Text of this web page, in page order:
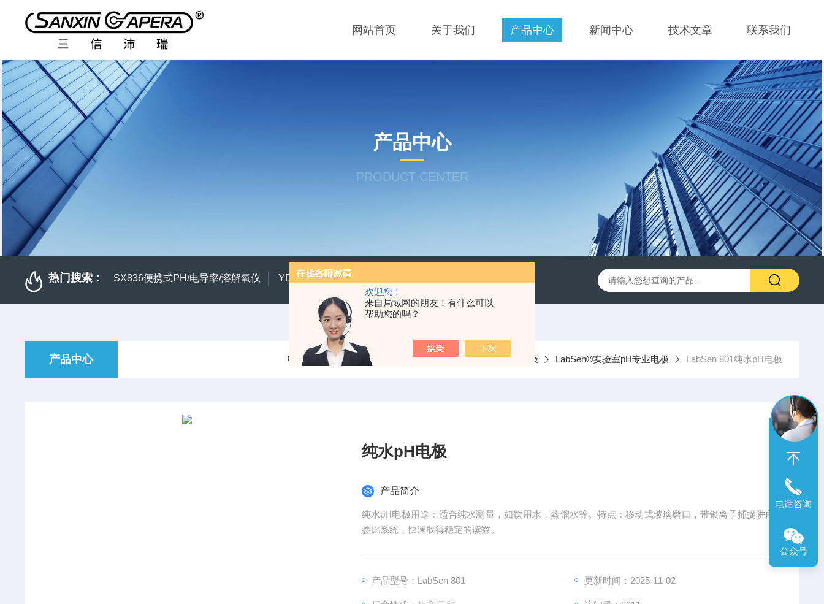
欢迎您！
来自局域网的朋友！有什么可以
帮助您的吗？
网站首页 关于我们 产品中心 新闻中心 技术文章 联系我们
产品中心
PRODUCT CENTER
热门搜索： SX836便携式PH/电导率/溶解氧仪 YD300便携式水质硬度仪 CL200笔式余氯计 SX716便携式溶解氧仪 SX610笔式pH计
产品中心 当前位置： 产品中心 LabSen®实验室专业电极 LabSen®实验室pH专业电极 LabSen 801纯水pH电极
纯水pH电极
产品简介
纯水pH电极用途：适合纯水测量，如饮用水，蒸馏水等。特点：移动式玻璃磨口，带银离子捕捉阱的
参比系统，快速取得稳定的读数。
产品型号：LabSen 801 更新时间：2025-11-02
电话咨询
公众号